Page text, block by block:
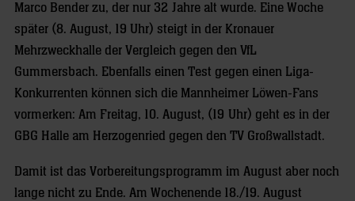
Marco Bender zu, der nur 32 Jahre alt wurde. Eine Woche
später (8. August, 19 Uhr) steigt in der Kronauer
Mehrzweckhalle der Vergleich gegen den VfL
Gummersbach. Ebenfalls einen Test gegen einen Liga-
Konkurrenten können sich die Mannheimer Löwen-Fans
vormerken: Am Freitag, 10. August, (19 Uhr) geht es in der
GBG Halle am Herzogenried gegen den TV Großwallstadt.
Damit ist das Vorbereitungsprogramm im August aber noch
lange nicht zu Ende. Am Wochenende 18./19. August